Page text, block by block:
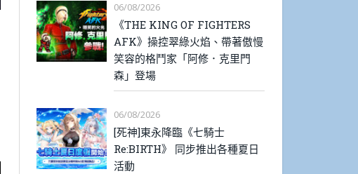
06/08/2026
《THE KING OF FIGHTERS
AFK》操控翠綠火焰、帶著傲慢
笑容的格鬥家「阿修．克里門
森」登場
06/08/2026
[死神]東永降臨《七騎士
Re:BIRTH》 同步推出各種夏日
活動